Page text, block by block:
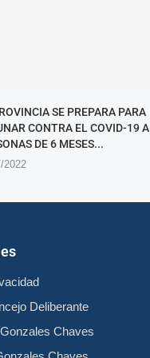
SE PREPARA PARA
CONTRA EL COVID-19 A
DE 6 MESES...
2022
Deliberante
Chaves